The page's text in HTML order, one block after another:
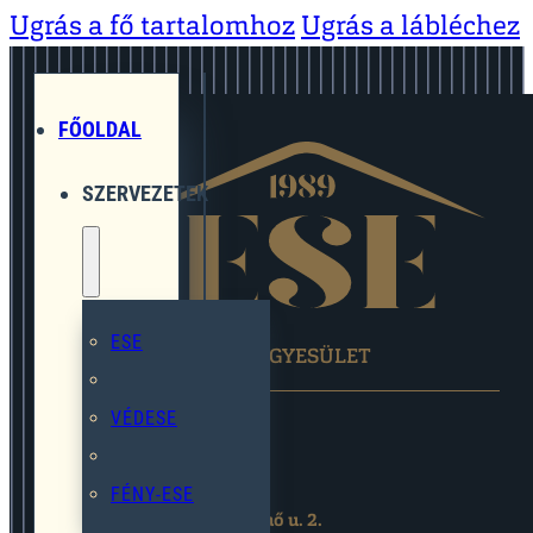
Ugrás a fő tartalomhoz Ugrás a lábléchez
FŐOLDAL
SZERVEZETEK
ESE
VÉDESE
FÉNY-ESE
EGYMÁST SEGÍTŐ EGYESÜLET
2119 Pécel,Pihenő u. 2.